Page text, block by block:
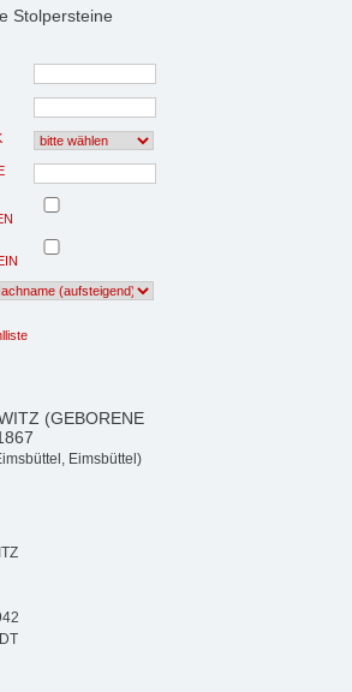
Stolpersteine
(GEBORENE
Eimsbüttel)